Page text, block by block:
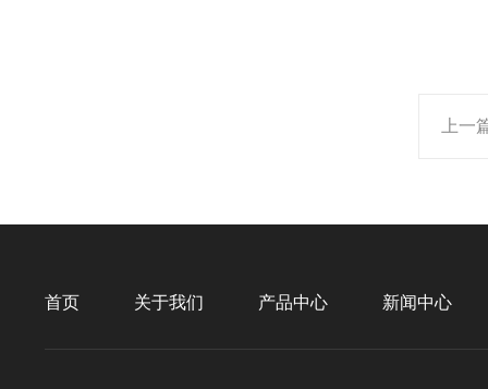
上一
首页 关于我们 产品中心 新闻中心